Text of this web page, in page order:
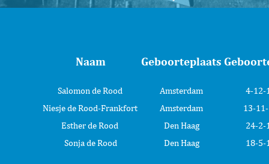
Naam Geboorteplaats
Salomon de Rood Amsterdam
4-12-
Niesje de Rood-Frankfort
Amsterdam
13-
Esther de Rood
Den Haag
24-2-
Sonja de Rood
Den Haag 18-5-